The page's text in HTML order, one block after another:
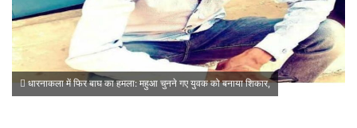
धारनाकला में फिर बाघ का हमला: महुआ चुनने गए युवक को बनाया शिकार,